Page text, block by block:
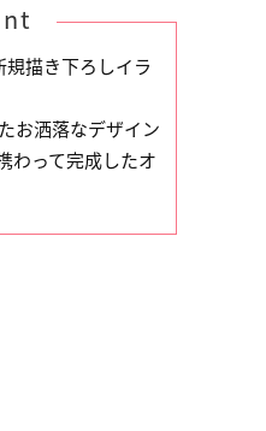
描き下ろしイラ
お洒落なデザイン
わって完成したオ